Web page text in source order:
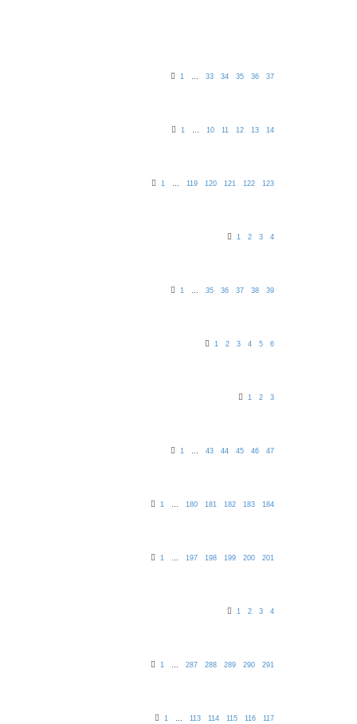
1 … 33 34 35 36 37
1 … 10 11 12 13 14
1 … 119 120 121 122 123
1 2 3 4
1 … 35 36 37 38 39
1 2 3 4 5 6
1 2 3
1 … 43 44 45 46 47
1 … 180 181 182 183 184
1 … 197 198 199 200 201
1 2 3 4
1 … 287 288 289 290 291
1 … 113 114 115 116 117